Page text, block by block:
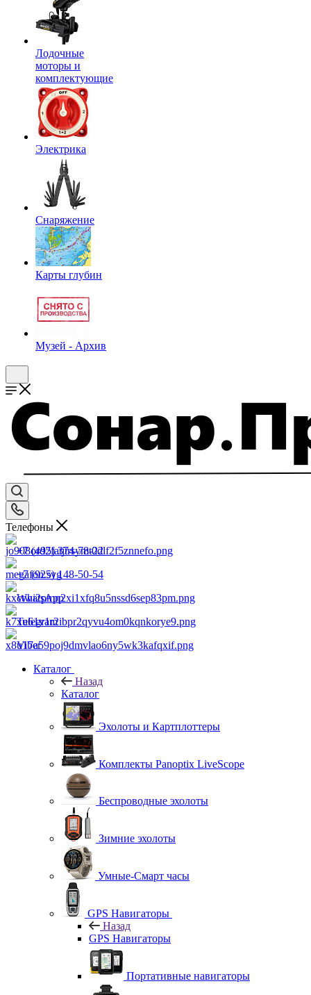
Лодочные
моторы и
комплектующие
Электрика
Снаряжение
Карты глубин
Музей - Архив
Телефоны
+7 (495) 374-78-22
+7 (925) 148-50-54
WhatsApp
Telegram
Viber
Каталог
Назад
Каталог
Эхолоты и Картплоттеры
Комплекты Panoptix LiveScope
Беспроводные эхолоты
Зимние эхолоты
Умные-Смарт часы
GPS Навигаторы
Назад
GPS Навигаторы
Портативные навигаторы